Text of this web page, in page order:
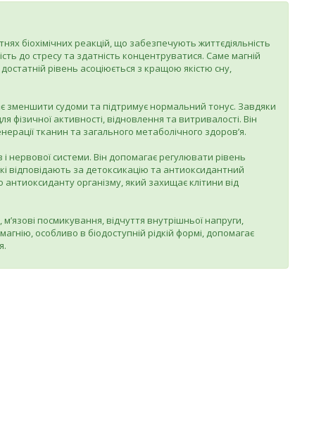
біохімічних реакцій, що забезпечують життєдіяльність
до стресу та здатність концентруватися. Саме магній
рівень асоціюється з кращою якістю сну,
зменшити судоми та підтримує нормальний тонус. Завдяки
фізичної активності, відновлення та витривалості. Він
тканин та загального метаболічного здоров’я.
нервової системи. Він допомагає регулювати рівень
відповідають за детоксикацію та антиоксидантний
організму, який захищає клітини від
посмикування, відчуття внутрішньої напруги,
особливо в біодоступній рідкій формі, допомагає